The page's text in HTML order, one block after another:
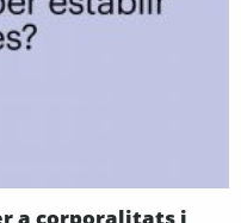
a corporalitats i